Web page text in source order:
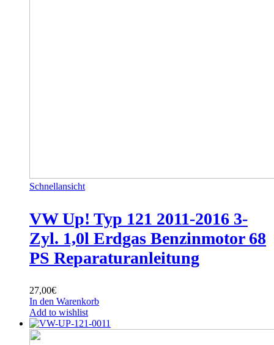
Schnellansicht
VW Up! Typ 121 2011-2016 3-
Zyl. 1,0l Erdgas Benzinmotor 68
PS Reparaturanleitung
27,00€
In den Warenkorb
Add to wishlist